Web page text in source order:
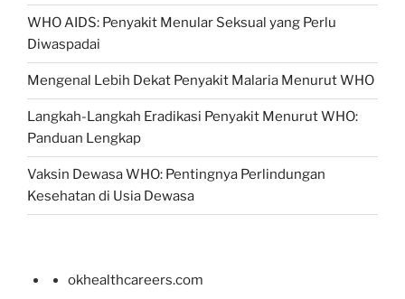
WHO AIDS: Penyakit Menular Seksual yang Perlu
Diwaspadai
Mengenal Lebih Dekat Penyakit Malaria Menurut WHO
Langkah-Langkah Eradikasi Penyakit Menurut WHO:
Panduan Lengkap
Vaksin Dewasa WHO: Pentingnya Perlindungan
Kesehatan di Usia Dewasa
okhealthcareers.com